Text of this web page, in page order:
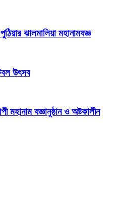
ঝালমালিয়া মহানামযজ্ঞ
উৎসব
মহানাম যজ্ঞানুষ্ঠান ও অষ্টকালীন